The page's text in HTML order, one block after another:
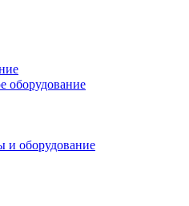
оборудование
оборудование